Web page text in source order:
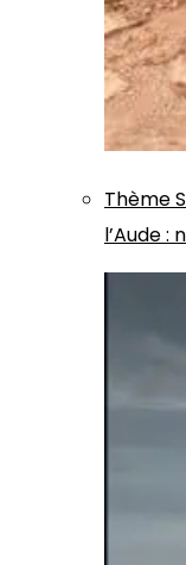
Thème
l’Aude